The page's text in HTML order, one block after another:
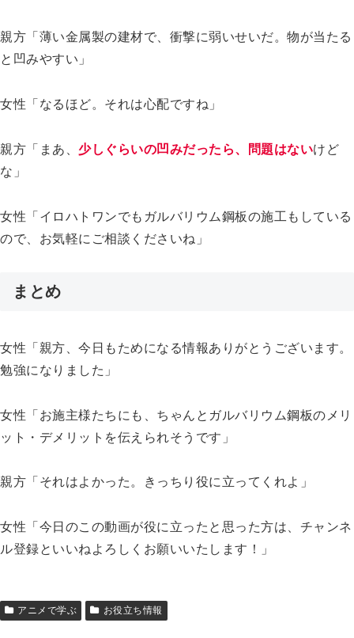
親方「薄い金属製の建材で、衝撃に弱いせいだ。物が当たる
と凹みやすい」
女性「なるほど。それは心配ですね」
親方「まあ、 少しぐらいの凹みだったら、問題はないけど
な」
女性「イロハトワンでもガルバリウム鋼板の施工もしている
ので、お気軽にご相談くださいね」
まとめ
女性「親方、今日もためになる情報ありがとうございます。
勉強になりました」
女性「お施主様たちにも、ちゃんとガルバリウム鋼板のメリ
ット・デメリットを伝えられそうです」
親方「それはよかった。きっちり役に立ってくれよ」
女性「今日のこの動画が役に立ったと思った方は、チャンネ
ル登録といいねよろしくお願いいたします！」
アニメで学ぶ お役立ち情報